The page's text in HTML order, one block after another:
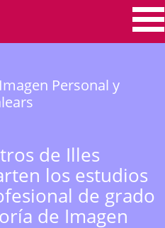
Personal y
de Illes
los estudios
de grado
de Imagen